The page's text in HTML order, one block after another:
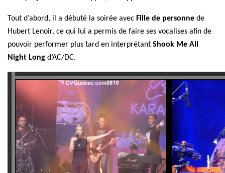
Tout d’abord, il a débuté la soirée avec Fille de personne de
Hubert Lenoir, ce qui lui a permis de faire ses vocalises afin de
pouvoir performer plus tard en interprétant Shook Me All
Night Long d’AC/DC.